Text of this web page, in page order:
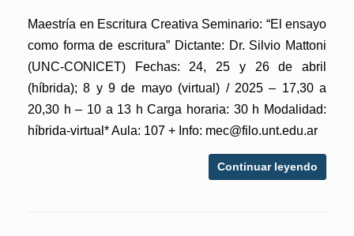
Maestría en Escritura Creativa Seminario: “El ensayo
como forma de escritura” Dictante: Dr. Silvio Mattoni
(UNC-CONICET) Fechas: 24, 25 y 26 de abril
(híbrida); 8 y 9 de mayo (virtual) / 2025 – 17,30 a
20,30 h – 10 a 13 h Carga horaria: 30 h Modalidad:
híbrida-virtual* Aula: 107 + Info: mec@filo.unt.edu.ar
Continuar leyendo